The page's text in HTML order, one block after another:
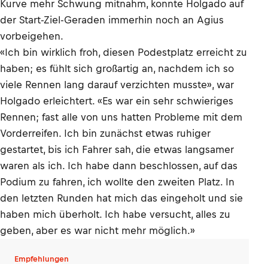
Kurve mehr Schwung mitnahm, konnte Holgado auf
der Start-Ziel-Geraden immerhin noch an Agius
vorbeigehen.
«Ich bin wirklich froh, diesen Podestplatz erreicht zu
haben; es fühlt sich großartig an, nachdem ich so
viele Rennen lang darauf verzichten musste», war
Holgado erleichtert. «Es war ein sehr schwieriges
Rennen; fast alle von uns hatten Probleme mit dem
Vorderreifen. Ich bin zunächst etwas ruhiger
gestartet, bis ich Fahrer sah, die etwas langsamer
waren als ich. Ich habe dann beschlossen, auf das
Podium zu fahren, ich wollte den zweiten Platz. In
den letzten Runden hat mich das eingeholt und sie
haben mich überholt. Ich habe versucht, alles zu
geben, aber es war nicht mehr möglich.»
Empfehlungen